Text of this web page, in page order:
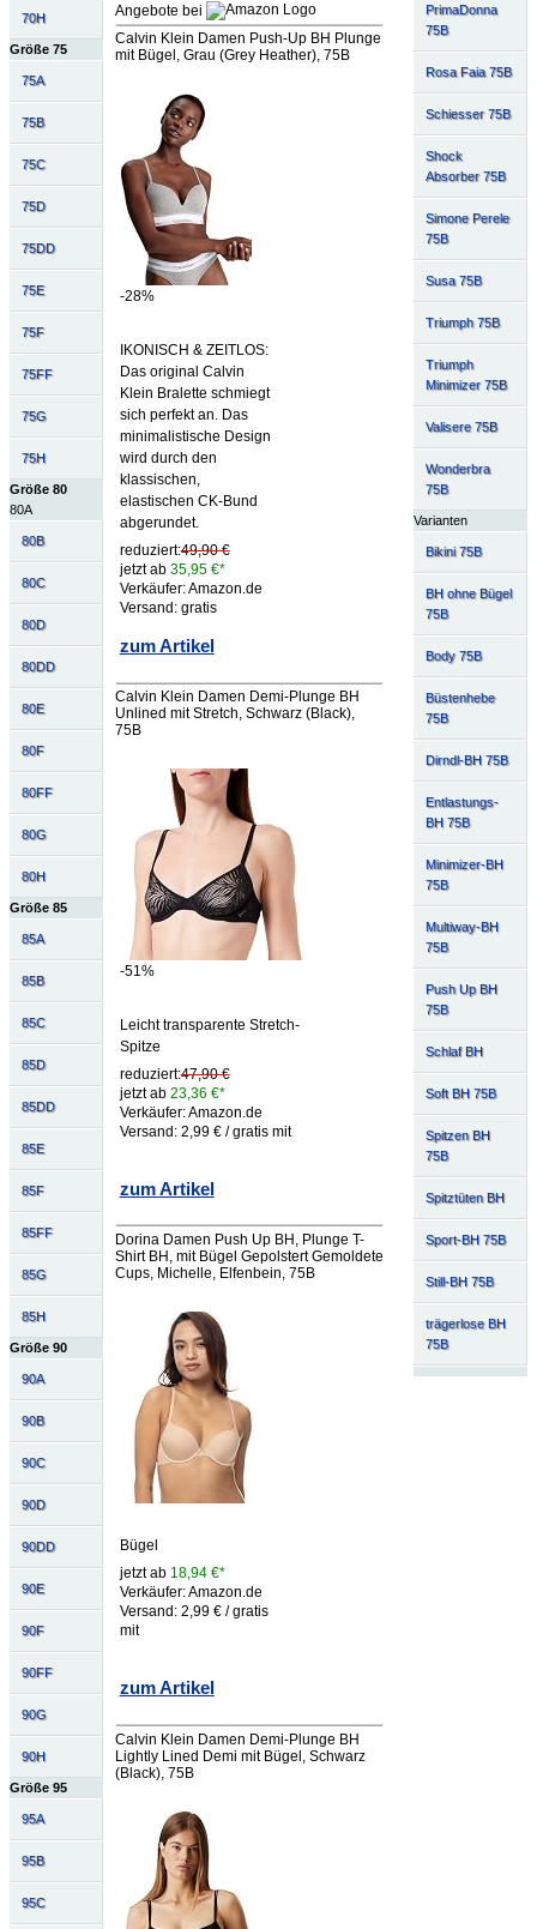
70H
Größe 75
75A
75B
75C
75D
75DD
75E
75F
75FF
75G
75H
Größe 80
80A
80B
80C
80D
80DD
80E
80F
80FF
80G
80H
Größe 85
85A
85B
85C
85D
85DD
85E
85F
85FF
85G
85H
Größe 90
90A
90B
90C
90D
90DD
90E
90F
90FF
90G
90H
Größe 95
95A
95B
95C
PrimaDonna
75B
Rosa Faia 75B
Schiesser 75B
Shock
Absorber 75B
Simone Perele
75B
Susa 75B
Triumph 75B
Triumph
Minimizer 75B
Valisere 75B
Wonderbra
75B
Varianten
Bikini 75B
BH ohne Bügel
75B
Body 75B
Büstenhebe
75B
Dirndl-BH 75B
Entlastungs-
BH 75B
Minimizer-BH
75B
Multiway-BH
75B
Push Up BH
75B
Schlaf BH
Soft BH 75B
Spitzen BH
75B
Spitztüten BH
Sport-BH 75B
Still-BH 75B
trägerlose BH
75B
Angebote bei
Calvin Klein Damen Push-Up BH Plunge
mit Bügel, Grau (Grey Heather), 75B
-28%
IKONISCH & ZEITLOS:
Das original Calvin
Klein Bralette schmiegt
sich perfekt an. Das
minimalistische Design
wird durch den
klassischen,
elastischen CK-Bund
abgerundet.
reduziert:49,90 €
jetzt ab 35,95 €*
Verkäufer: Amazon.de
Versand: gratis
zum Artikel
Calvin Klein Damen Demi-Plunge BH
Unlined mit Stretch, Schwarz (Black),
75B
-51%
Leicht transparente Stretch-
Spitze
reduziert:47,90 €
jetzt ab 23,36 €*
Verkäufer: Amazon.de
Versand: 2,99 € / gratis mit
zum Artikel
Dorina Damen Push Up BH, Plunge T-
Shirt BH, mit Bügel Gepolstert Gemoldete
Cups, Michelle, Elfenbein, 75B
Bügel
jetzt ab 18,94 €*
Verkäufer: Amazon.de
Versand: 2,99 € / gratis
mit
zum Artikel
Calvin Klein Damen Demi-Plunge BH
Lightly Lined Demi mit Bügel, Schwarz
(Black), 75B